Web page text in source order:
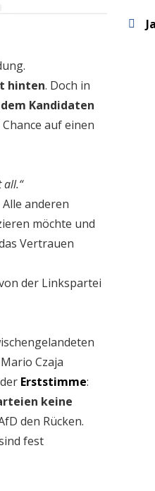
hinten. Doch in
Kandidaten
auf einen
all.“
anderen
möchte und
Vertrauen
der Linkspartei
Czaja
Erststimme:
keine
den Rücken.
fest